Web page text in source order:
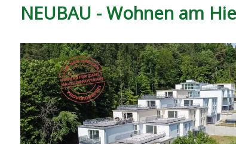
NEUBAU - Wohnen am